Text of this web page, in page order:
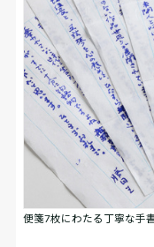
便箋7枚にわたる丁寧な手